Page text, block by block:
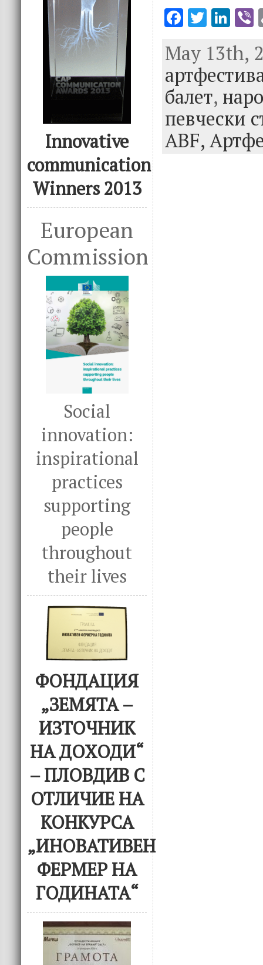
Innovative
communication
Winners 2013
European
Commission
Social
innovation:
inspirational
practices
supporting
people
throughout
their lives
ФОНДАЦИЯ
„ЗЕМЯТА –
ИЗТОЧНИК
НА ДОХОДИ“
– ПЛОВДИВ С
ОТЛИЧИЕ НА
КОНКУРСА
„ИНОВАТИВЕН
ФЕРМЕР НА
ГОДИНАТА“
F
e
b
o
o
k
T
it
te
r
Li
k
e
dI
n
May 13th,
балет,
певчески
ABF,